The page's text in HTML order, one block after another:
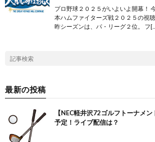
プロ野球２０２５がいよいよ開幕！
本ハムファイターズ戦２０２５の視
昨シーズンは、パ・リーグ２位。 フ
最新の投稿
【NEC軽井沢72ゴルフトーナメ
予定！ライブ配信は？